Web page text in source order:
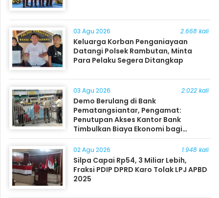
03 Agu 2026 2.668 kali
Keluarga Korban Penganiayaan
Datangi Polsek Rambutan, Minta
Para Pelaku Segera Ditangkap
03 Agu 2026 2.022 kali
Demo Berulang di Bank
Pematangsiantar, Pengamat:
Penutupan Akses Kantor Bank
Timbulkan Biaya Ekonomi bagi
Masyarakat
02 Agu 2026 1.948 kali
Silpa Capai Rp54, 3 Miliar Lebih,
Fraksi PDIP DPRD Karo Tolak LPJ APBD
2025